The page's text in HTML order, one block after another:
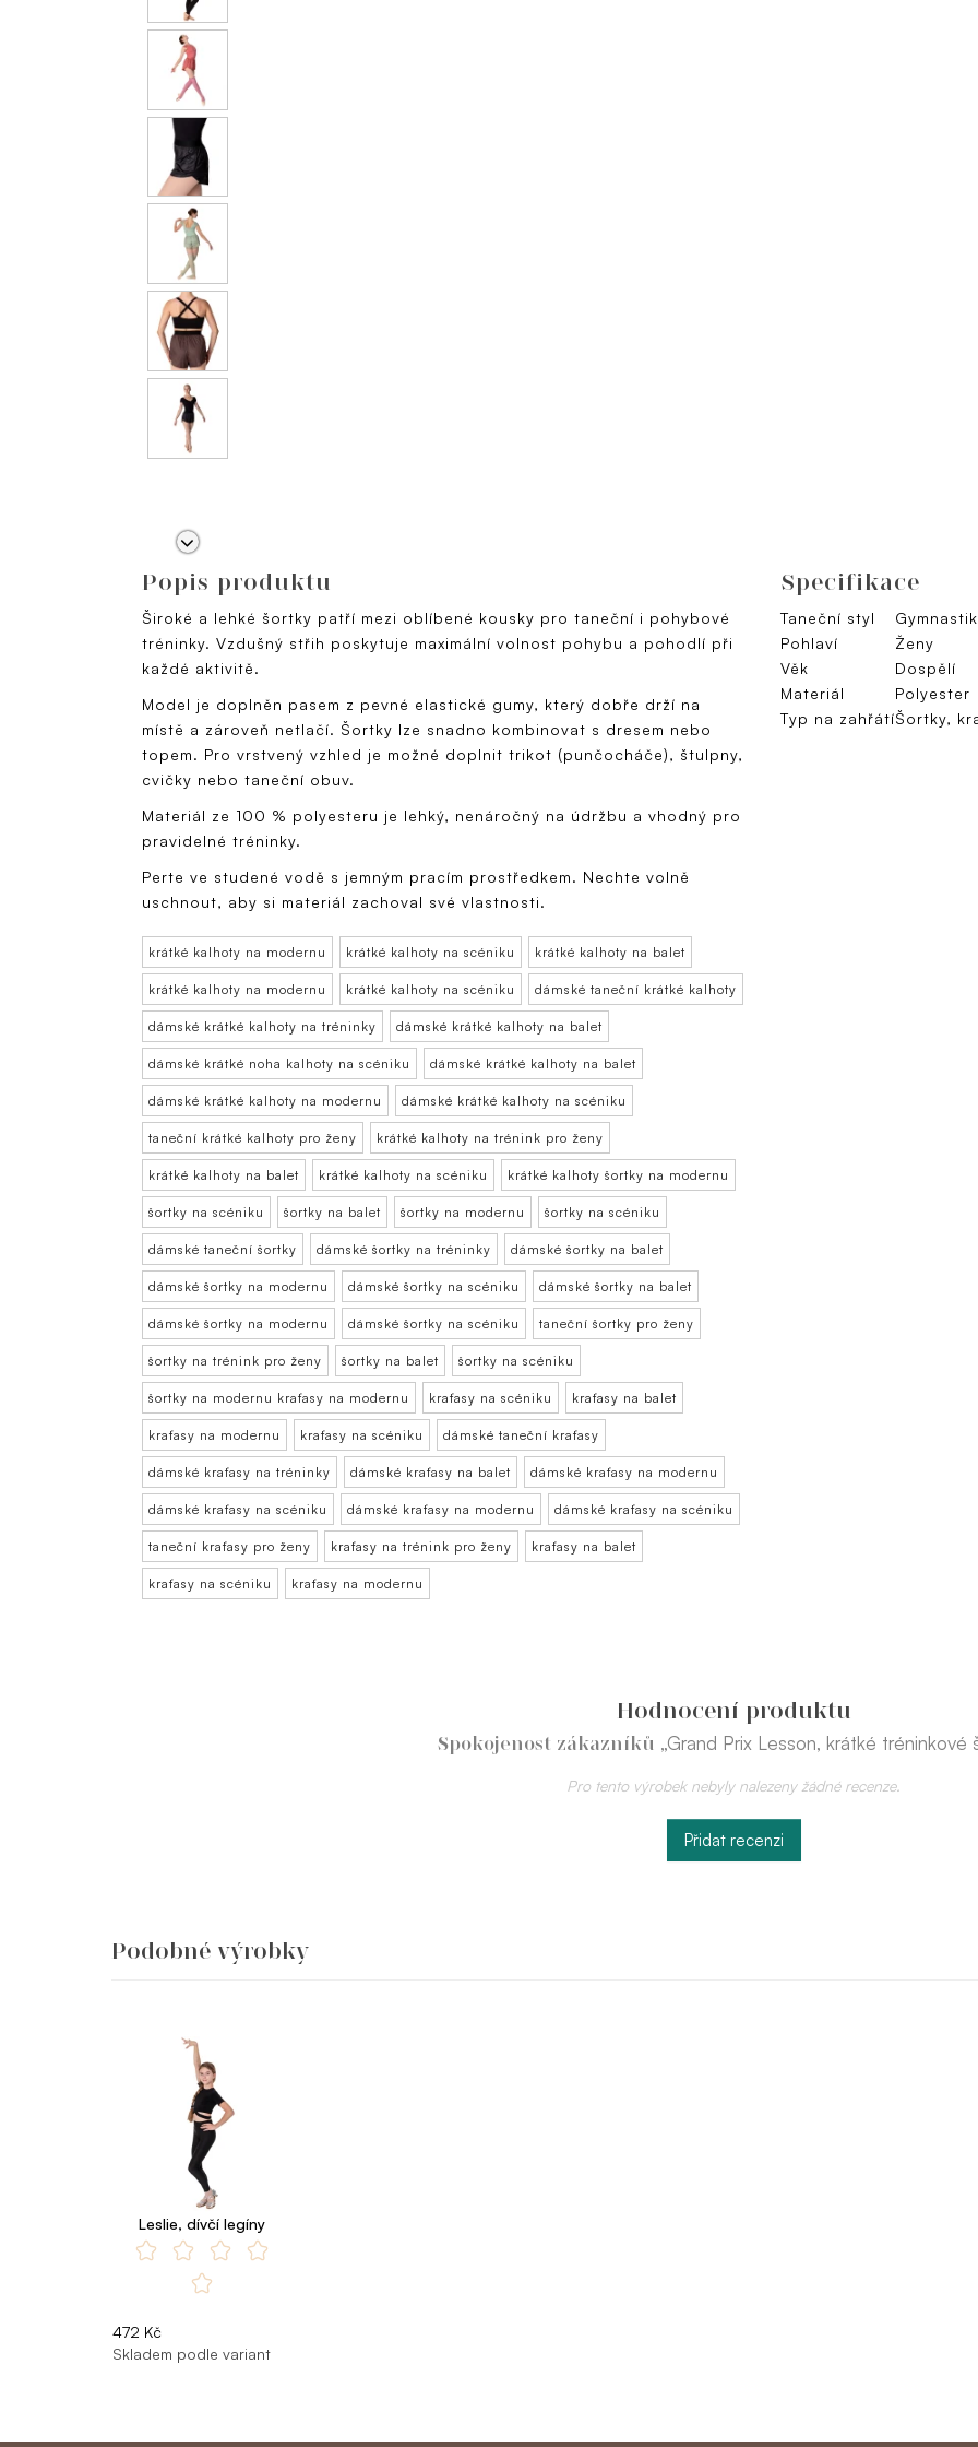
Popis produktu
Široké a lehké šortky patří mezi oblíbené kousky pro taneční i pohybové
tréninky. Vzdušný střih poskytuje maximální volnost pohybu a pohodlí při
každé aktivitě.
Model je doplněn pasem z pevné elastické gumy, který dobře drží na
místě a zároveň netlačí. Šortky lze snadno kombinovat s dresem nebo
topem. Pro vrstvený vzhled je možné doplnit trikot (punčocháče), štulpny,
cvičky nebo taneční obuv.
Materiál ze 100 % polyesteru je lehký, nenáročný na údržbu a vhodný pro
pravidelné tréninky.
Perte ve studené vodě s jemným pracím prostředkem. Nechte volně
uschnout, aby si materiál zachoval své vlastnosti.
krátké kalhoty na modernu krátké kalhoty na scéniku krátké kalhoty na balet
krátké kalhoty na modernu krátké kalhoty na scéniku dámské taneční krátké kalhoty
dámské krátké kalhoty na tréninky dámské krátké kalhoty na balet
dámské krátké noha kalhoty na scéniku dámské krátké kalhoty na balet
dámské krátké kalhoty na modernu dámské krátké kalhoty na scéniku
taneční krátké kalhoty pro ženy krátké kalhoty na trénink pro ženy
krátké kalhoty na balet krátké kalhoty na scéniku krátké kalhoty šortky na modernu
šortky na scéniku šortky na balet šortky na modernu šortky na scéniku
dámské taneční šortky dámské šortky na tréninky dámské šortky na balet
dámské šortky na modernu dámské šortky na scéniku dámské šortky na balet
dámské šortky na modernu dámské šortky na scéniku taneční šortky pro ženy
šortky na trénink pro ženy šortky na balet šortky na scéniku
šortky na modernu kraťasy na modernu kraťasy na scéniku kraťasy na balet
kraťasy na modernu kraťasy na scéniku dámské taneční kraťasy
dámské kraťasy na tréninky dámské kraťasy na balet dámské kraťasy na modernu
dámské kraťasy na scéniku dámské kraťasy na modernu dámské kraťasy na scéniku
taneční kraťasy pro ženy kraťasy na trénink pro ženy kraťasy na balet
kraťasy na scéniku kraťasy na modernu
Specifikace
Taneční styl
Pohlaví
Ženy
Věk
Dospělí
Materiál
Polyester
Typ na zahřátíŠortky,
Hodnocení produktu
Spokojenost zákazníků „Grand Prix Lesson, krátké tréninkové
Pro tento výrobek nebyly nalezeny žádné recenze.
Přidat recenzi
Podobné výrobky
Leslie, dívčí legíny
472 Kč
Skladem podle variant